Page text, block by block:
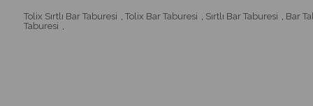
Tolix Sırtlı Bar Taburesi
Tolix Bar Taburesi Sırtlı Bar Taburesi Bar
Taburesi